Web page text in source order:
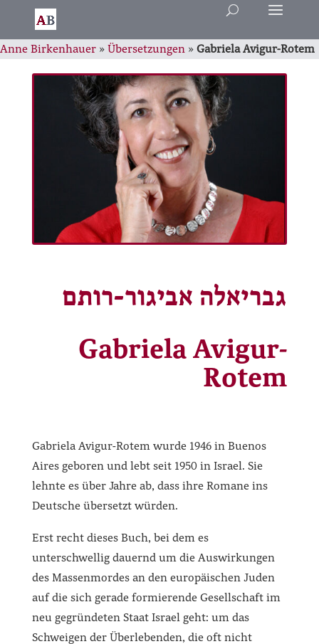
Anne Birkenhauer » Übersetzungen » Gabriela Avigur-Rotem
גבריאלה אביגור-רותם
Gabriela Avigur-
Rotem
Gabriela Avigur-Rotem wurde 1946 in Buenos
Aires geboren und lebt seit 1950 in Israel. Sie
lehnte es über Jahre ab, dass ihre Romane ins
Deutsche übersetzt würden.
Erst recht dieses Buch, bei dem es
unterschwellig dauernd um die Auswirkungen
des Massenmordes an den europäischen Juden
auf die sich gerade formierende Gesellschaft im
neu gegründeten Staat Israel geht: um das
Schweigen der Überlebenden, die oft nicht